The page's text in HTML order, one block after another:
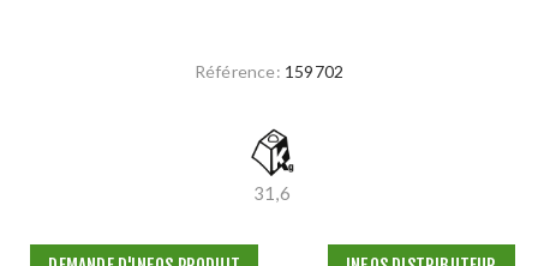
Référence: 159702
31,6